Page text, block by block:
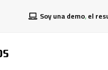
Soy una demo, el